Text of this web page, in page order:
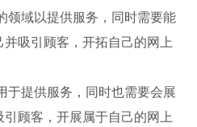
领域以提供服务，同时需要能
吸引顾客，开拓自己的网上
于提供服务，同时也需要会展
顾客，开展属于自己的网上